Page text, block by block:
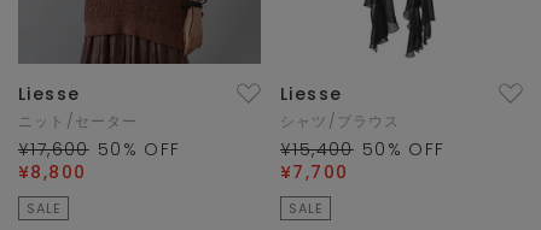
Liesse
ニット/セーター
¥17,600 50 % OFF
¥8,800
SALE
Liesse
シャツ/ブラウス
¥15,400 50 % OFF
¥7,700
SALE